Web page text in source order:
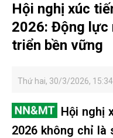
Hội nghị xúc
2026: Động
triển bền vững
Thứ hai, 30/3/2026,
Hội nghị
2026 không chỉ là